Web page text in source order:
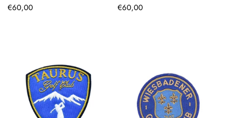
Regulärer
€60,00
Regulärer
€60,00